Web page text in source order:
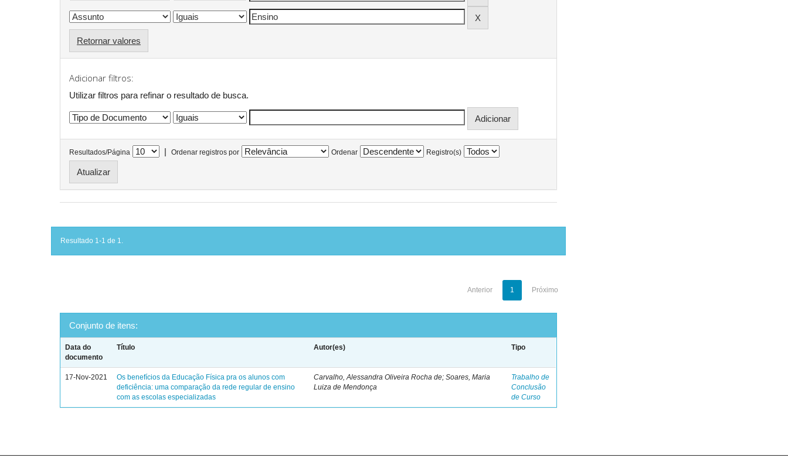
Retornar valores
Adicionar filtros:
Utilizar filtros para refinar o resultado de busca.
Resultados/Página | Ordenar registros por Ordenar Registro(s)
Resultado 1-1 de 1.
Anterior 1 Próximo
Conjunto de itens:
Data do
documento
Título Autor(es) Tipo
17-Nov-2021
Os benefícios da Educação Física pra os alunos com
deficiência: uma comparação da rede regular de ensino
com as escolas especializadas
Carvalho, Alessandra Oliveira Rocha de; Soares, Maria
Luiza de Mendonça
Trabalho de
Conclusão
de Curso